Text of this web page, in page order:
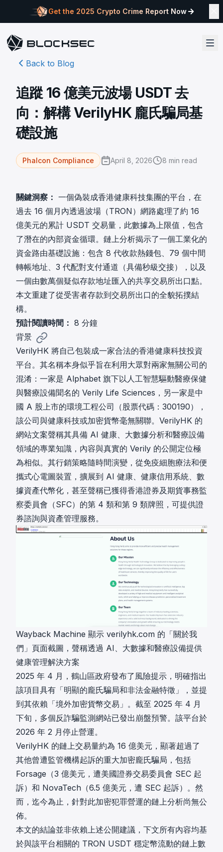
Get the 2025 Crypto Crime Report Now
Back to Blog
追蹤 16 億美元波場 USDT 去
向：解構 VerilyHK 龐氏騙局基
礎設施
Phalcon Compliance April 8, 2026 8 min read
關鍵洞察： 一個偽裝成香港健康科技集團的平台，在
過去 16 個月內透過波場（TRON）網路處理了約 16
億美元的累計 USDT 交易量，此數據為上限值，包含
了潛在的內部資金循環。鏈上分析揭示了一個工業化的
資金路由基礎設施：包含 8 代收款熱錢包、79 個中間
轉帳地址、3 代配對支付通道（具備秒級交接），以及
一個由數萬個疑似存款地址匯入的共享交易所出口點。
本文重建了從受害者存款到交易所出口的全貌拓撲結
構。
預計閱讀時間： 8 分鐘
背景
VerilyHK 將自己包裝成一家合法的香港健康科技投資
平台。其名稱本身似乎旨在利用大眾對兩家無關公司的
混淆：一家是 Alphabet 旗下以人工智慧驅動醫療保健
與醫療設備聞名的 Verily Life Sciences ，另一家是中
國 A 股上市的環境工程公司（股票代碼：300190），
該公司與健康科技或加密貨幣毫無關聯。VerilyHK 的
網站文案聲稱其具備 AI 健康、大數據分析和醫療設備
領域的專業知識，內容與真實的 Verily 的公開定位極
為相似。其行銷策略隨時間演變，從免疫細胞療法和便
攜式心電圖裝置，擴展到 AI 健康、健康信用系統、數
據資產代幣化，甚至聲稱已獲得香港證券及期貨事務監
察委員會（SFC）的第 4 類和第 9 類牌照，可提供證
券諮詢與資產管理服務。
Wayback Machine 顯示 verilyhk.com 的「關於我
們」頁面截圖，聲稱透過 AI、大數據和醫療設備提供
健康管理解決方案
2025 年 4 月，鶴山區政府發布了風險提示，明確指出
該項目具有「明顯的龐氏騙局和非法金融特徵」，並提
到其依賴「境外加密貨幣交易」。截至 2025 年 4 月
下旬，多個反詐騙監測網站已發出崩盤預警。該平台於
2026 年 2 月停止營運。
VerilyHK 的鏈上交易量約為 16 億美元，顯著超過了
其他曾遭監管機構起訴的重大加密龐氏騙局，包括
Forsage （3 億美元，遭美國證券交易委員會 SEC 起
訴）和 NovaTech （6.5 億美元，遭 SEC 起訴）。然
而，迄今為止，針對此加密犯罪營運的鏈上分析尚無公
佈。
本文的結論並非依賴上述公開建議，下文所有內容均基
於與該平台相關的 TRON USDT 穩定幣流動的鏈上數